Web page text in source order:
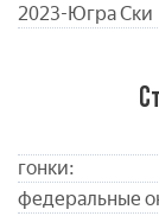
2023-Югра Ски
гонки:
федеральные